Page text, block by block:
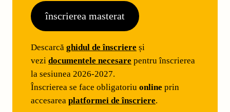
înscrierea masterat
Descarcă ghidul de înscriere și
vezi documentele necesare pentru înscrierea
la sesiunea 2026-2027.
Înscrierea se face obligatoriu online prin
accesarea platformei de înscriere.